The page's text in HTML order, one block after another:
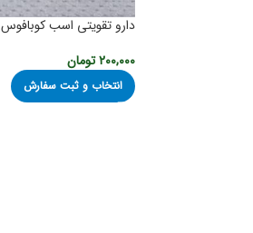
دارو تقویتی اسب کوبافوس
۲۰۰,۰۰۰تومان
انتخاب و ثبت سفارش